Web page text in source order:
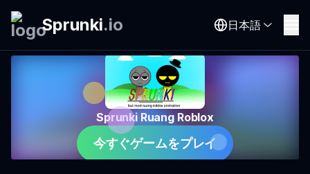
Sprunki.io 日本語
Sprunki Ruang Roblox
今すぐゲームをプレイ